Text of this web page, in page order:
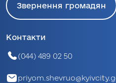
Звернення громадян
Контакти
(044) 489 02 50